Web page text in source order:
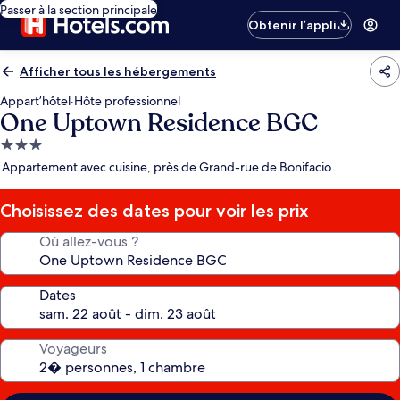
Passer à la section principale
Obtenir l’appli
Afficher tous les hébergements
Appart’hôtel·Hôte professionnel
One Uptown Residence BGC
Hébergement
3.0 étoiles
Appartement avec cuisine, près de Grand-rue de Bonifacio
Choisissez des dates pour voir les prix
Où allez-vous ?
Dates
Voyageurs